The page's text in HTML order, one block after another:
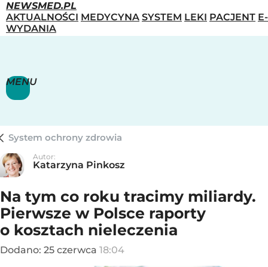
NEWSMED.PL
AKTUALNOŚCI MEDYCYNA SYSTEM LEKI PACJENT E-
WYDANIA
MENU
System ochrony zdrowia
Autor:
Katarzyna Pinkosz
Na tym co roku tracimy miliardy.
Pierwsze w Polsce raporty
o kosztach nieleczenia
Dodano: 25 czerwca 18:04